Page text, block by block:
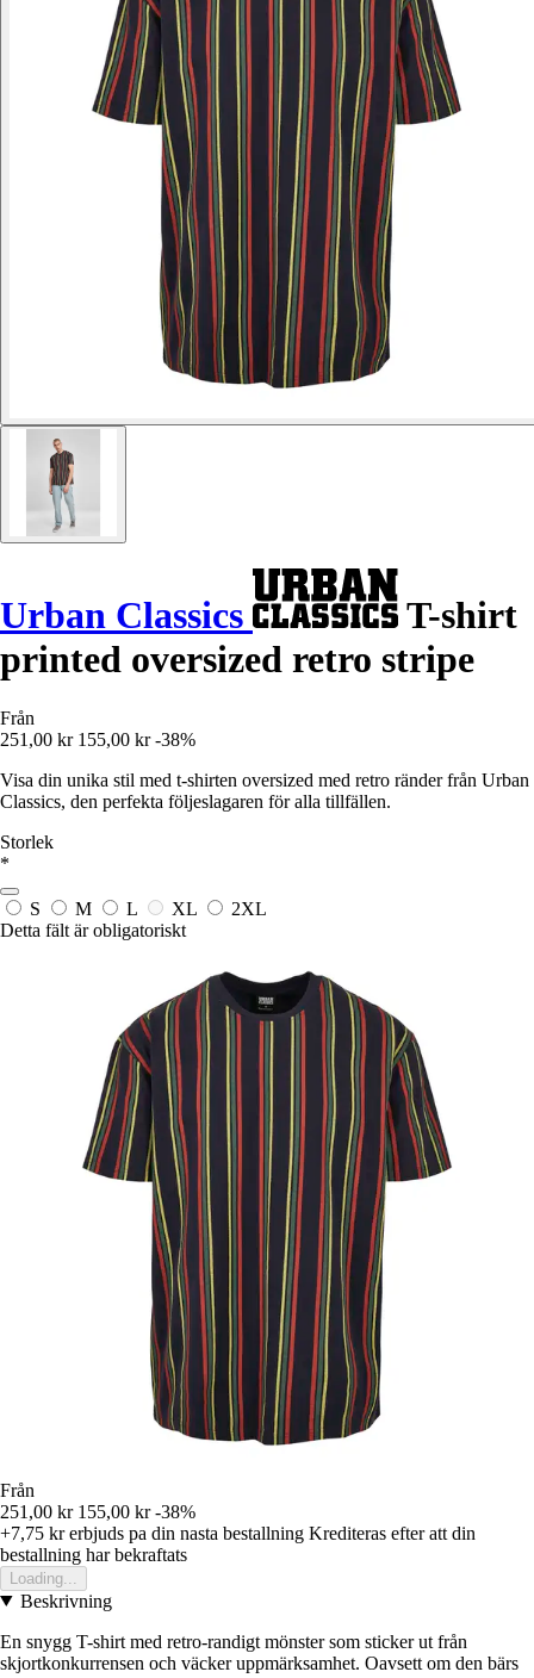
Urban Classics
T-shirt
printed oversized retro stripe
Från
251,00 kr 155,00 kr -38%
Visa din unika stil med t-shirten oversized med retro ränder från Urban
Classics, den perfekta följeslagaren för alla tillfällen.
Storlek
*
S M L XL
2XL
Detta fält är obligatoriskt
Från
251,00 kr 155,00 kr -38%
+7,75 krerbjuds pa din nasta bestallning Krediteras efter att din
bestallning har bekraftats
Loading...
Beskrivning
En snygg T-shirt med retro-randigt mönster som sticker ut från
skjortkonkurrensen och väcker uppmärksamhet. Oavsett om den bärs